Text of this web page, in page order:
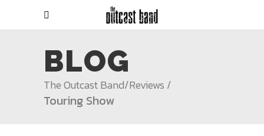
BLOG
The Outcast Band/Reviews /
Touring Show